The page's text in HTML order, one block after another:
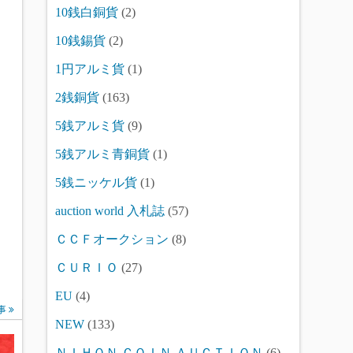
10銭白銅貨 (2)
10銭錫貨 (2)
1円アルミ貨 (1)
2銭銅貨 (163)
5銭アルミ貨 (9)
5銭アルミ青銅貨 (1)
5銭ニッケル貨 (1)
auction world 入札誌 (57)
ＣＣＦオークション (8)
ＣＵＲＩＯ (27)
EU (4)
NEW (133)